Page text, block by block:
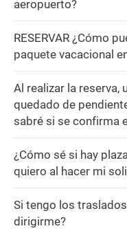
aeropuerto?
RESERVAR ¿Cómo
paquete vacacional
Al realizar la reserva,
quedado de
sabré si se confirma
¿Cómo sé si hay
quiero al hacer mi
Si tengo los
dirigirme?